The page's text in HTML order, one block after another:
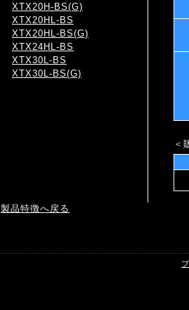
＜
XTX20H-BS(G)
XTX20HL-BS
XTX20HL-BS(G)
XTX24HL-BS
XTX30L-BS
XTX30L-BS(G)
製品特徴へ戻る